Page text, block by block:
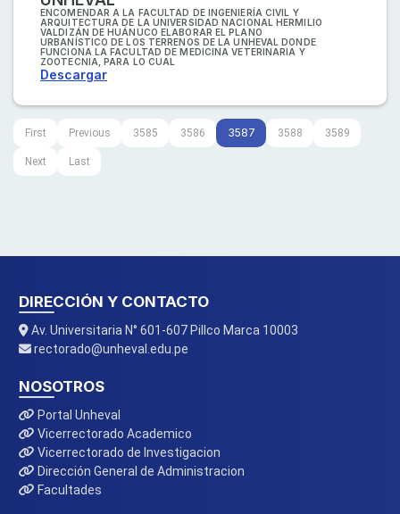
ENCOMENDAR A LA FACULTAD DE INGENIERÍA CIVIL Y
ARQUITECTURA DE LA UNIVERSIDAD NACIONAL HERMILIO
VALDIZÁN DE HUÁNUCO ELABORAR EL PLANO
URBANÍSTICO DE LOS TERRENOS DE LA UNHEVAL DONDE
FUNCIONA LA FACULTAD DE MEDICINA VETERINARIA Y
ZOOTECNIA, PARA LO CUAL
Descargar
First Previous 3585 3586 3587 3588 3589
Next Last
DIRECCIÓN Y CONTACTO
Av. Universitaria N° 601-607 Pillco Marca 10003
rectorado@unheval.edu.pe
NOSOTROS
Portal Unheval
Vicerrectorado Academico
Vicerrectorado de Investigacion
Dirección General de Administracion
Facultades